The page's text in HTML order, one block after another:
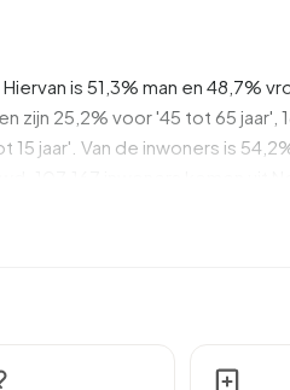
is 51,3% man en 48,7%
zijn 25,2% voor '45 tot 65 jaar',
15 jaar'. Van de inwoners is
Het
is dan het nationale